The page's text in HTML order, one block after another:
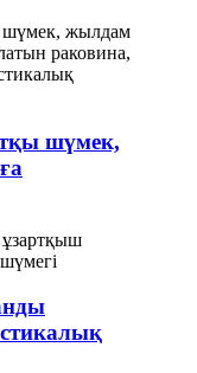
шүмек,